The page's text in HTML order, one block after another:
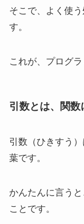
そこで、よく使
す。
これが、プログ
引数とは、関数
引数（ひきすう
葉です。
かんたんに言う
ことです。